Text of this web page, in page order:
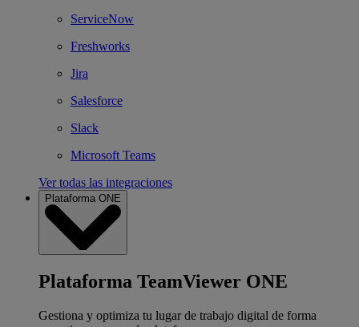
ServiceNow
Freshworks
Jira
Salesforce
Slack
Microsoft Teams
Ver todas las integraciones
Plataforma ONE
Plataforma TeamViewer ONE
Gestiona y optimiza tu lugar de trabajo digital de forma